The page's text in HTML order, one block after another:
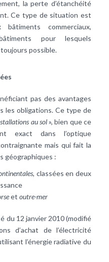
la perte d’étanchéité
Ce type de situation est
commerciaux,
pour lesquels
possible.
pas des avantages
les obligations. Ce type de
au sol», bien que ce
exact dans l’optique
mais qui fait la
géographiques :
classées en deux
et outre-mer
du 12 janvier 2010 (modifié
d’achat de l’électricité
l’énergie radiative du